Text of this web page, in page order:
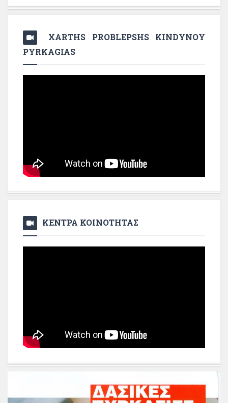
XARTHS PROBLEPSHS KINDYNOY
PYRKAGIAS
ΚΕΝΤΡΑ ΚΟΙΝΟΤΗΤΑΣ